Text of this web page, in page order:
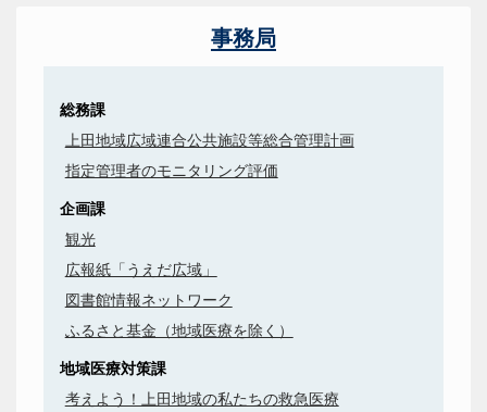
事務局
総務課
上田地域広域連合公共施設等総合管理計画
指定管理者のモニタリング評価
企画課
観光
広報紙「うえだ広域」
図書館情報ネットワーク
ふるさと基金（地域医療を除く）
地域医療対策課
考えよう！上田地域の私たちの救急医療